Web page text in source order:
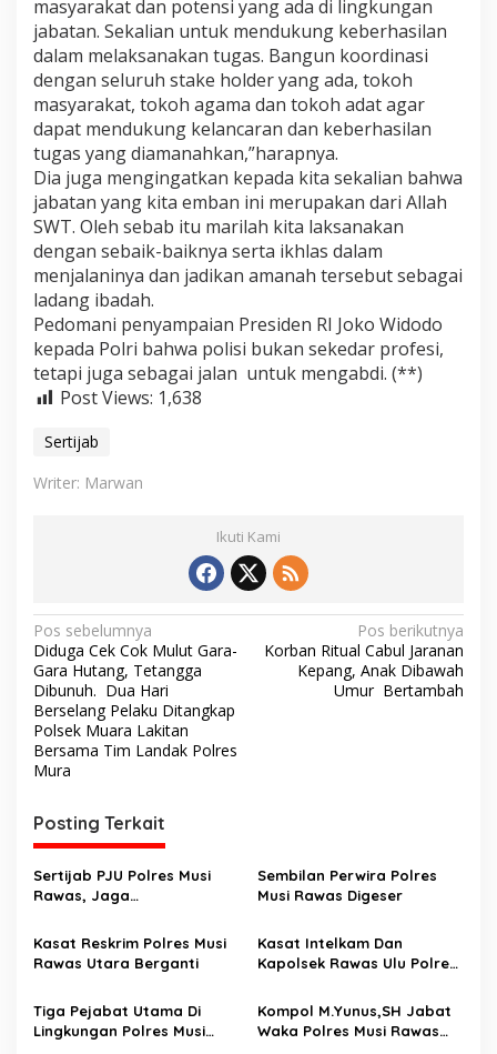
masyarakat dan potensi yang ada di lingkungan
jabatan. Sekalian untuk mendukung keberhasilan
dalam melaksanakan tugas. Bangun koordinasi
dengan seluruh stake holder yang ada, tokoh
masyarakat, tokoh agama dan tokoh adat agar
dapat mendukung kelancaran dan keberhasilan
tugas yang diamanahkan,”harapnya.
Dia juga mengingatkan kepada kita sekalian bahwa
jabatan yang kita emban ini merupakan dari Allah
SWT. Oleh sebab itu marilah kita laksanakan
dengan sebaik-baiknya serta ikhlas dalam
menjalaninya dan jadikan amanah tersebut sebagai
ladang ibadah.
Pedomani penyampaian Presiden RI Joko Widodo
kepada Polri bahwa polisi bukan sekedar profesi,
tetapi juga sebagai jalan untuk mengabdi. (**)
Post Views: 1,638
Sertijab
Writer: Marwan
Ikuti Kami
N
a
v
i
g
s
i
p
s
Pos sebelumnya
Diduga Cek Cok Mulut Gara-
Gara Hutang, Tetangga
Dibunuh. Dua Hari
Berselang Pelaku Ditangkap
Polsek Muara Lakitan
Bersama Tim Landak Polres
Mura
Pos berikutnya
Korban Ritual Cabul Jaranan
Kepang, Anak Dibawah
Umur Bertambah
Posting Terkait
Sertijab PJU Polres Musi
Rawas, Jaga
Pelayanan Masyarakat.
Sembilan Perwira Polres
Musi Rawas Digeser
Kasat Reskrim Polres Musi
Rawas Utara Berganti
Kasat Intelkam Dan
Kapolsek Rawas Ulu Polres
Ini Kata Kapolres Musi
Rawas Utara
Tiga Pejabat Utama Di
Lingkungan Polres Musi
Kompol M.Yunus,SH Jabat
Waka Polres Musi Rawas